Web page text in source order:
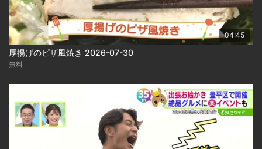
04:45
厚揚げのピザ風焼き 2026-07-30
無料